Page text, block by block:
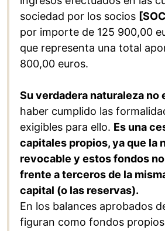
sociedad por los socios
por importe de 125 900,00
que representa una total
800,00 euros.
Su verdadera naturaleza no
haber cumplido las
exigibles para ello. Es una
capitales propios, ya que la
revocable y estos fondos
frente a terceros de la
capital (o las reservas).
En los balances aprobados
figuran como fondos